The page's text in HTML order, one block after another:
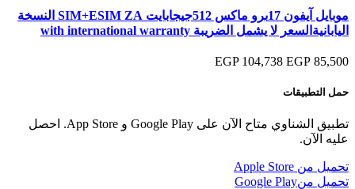
موبايل آيفون 17برو ماكس 512جيجابايت SIM+ESIM ZA النسخة
اليابانيةالسعر لا يشمل الضريبة with international warranty
85,500 EGP
104,738 EGP
حمل التطبيقات
تطبيق الشناوي متاح الآن على Google Play و App Store. احصل
عليه الآن.
تحميل من Apple Store
تحميل منGoogle Play